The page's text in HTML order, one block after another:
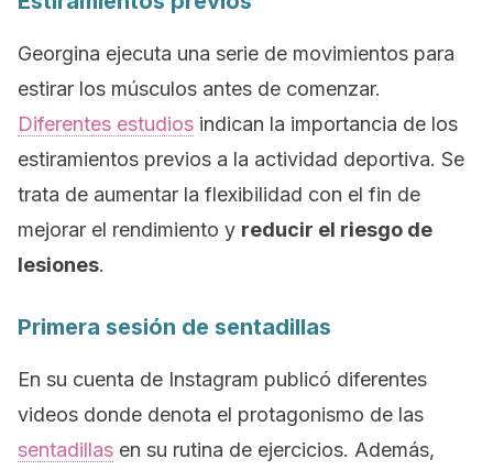
Georgina ejecuta una serie de movimientos para
estirar los músculos antes de comenzar.
Diferentes estudios indican la importancia de los
estiramientos previos a la actividad deportiva. Se
trata de aumentar la flexibilidad con el fin de
mejorar el rendimiento y reducir el riesgo de
lesiones.
Primera sesión de sentadillas
En su cuenta de Instagram publicó diferentes
videos donde denota el protagonismo de las
sentadillas en su rutina de ejercicios. Además,